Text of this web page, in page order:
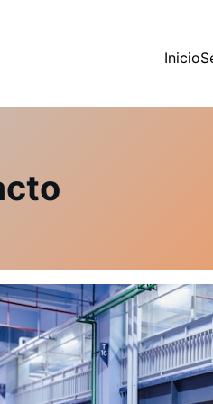
Inicio